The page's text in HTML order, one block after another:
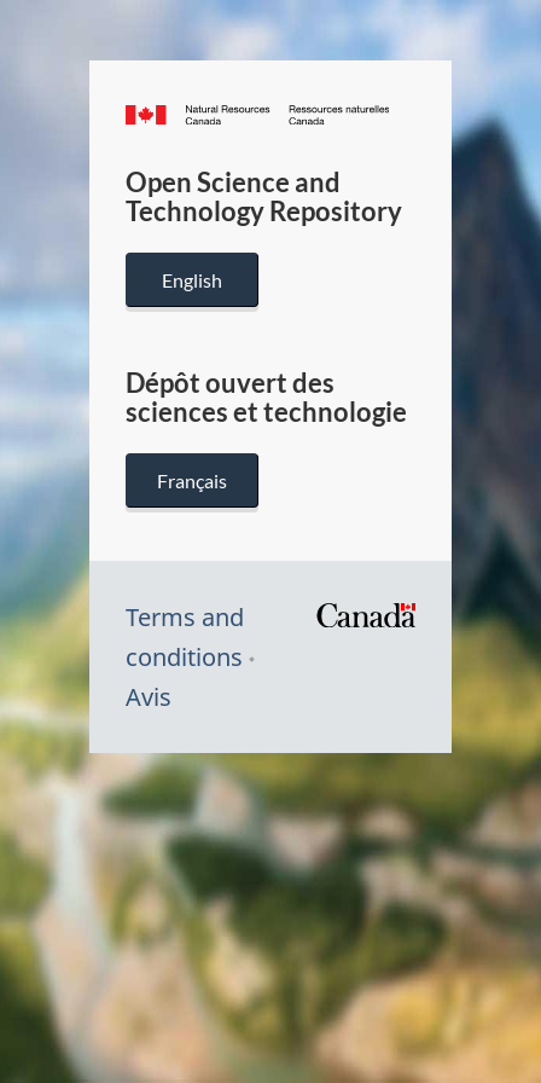
Canada.ca
/
Canada
Open Science and
Technology Repository
English
Dépôt ouvert des
sciences et technologie
Français
Terms and
conditions
Avis
Canada